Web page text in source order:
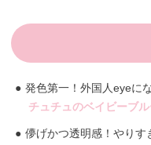
発色第一！外国人eyeに
チュチュのベイビーブル
儚げかつ透明感！やりす